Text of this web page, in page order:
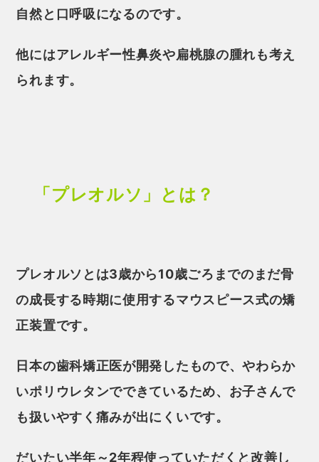
自然と口呼吸になるのです。
他にはアレルギー性鼻炎や扁桃腺の腫れも考え
られます。
「プレオルソ」とは？
プレオルソとは3歳から10歳ごろまでのまだ骨
の成長する時期に使用するマウスピース式の矯
正装置です。
日本の歯科矯正医が開発したもので、やわらか
いポリウレタンでできているため、お子さんで
も扱いやすく痛みが出にくいです。
だいたい半年～2年程使っていただくと改善し